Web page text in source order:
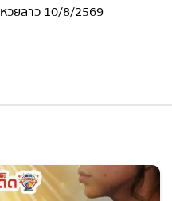
หวยลาว 10/8/2569